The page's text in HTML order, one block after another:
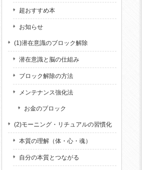
超おすすめ本
お知らせ
(1)潜在意識のブロック解除
潜在意識と脳の仕組み
ブロック解除の方法
メンテナンス強化法
お金のブロック
(2)モーニング・リチュアルの習慣化
本質の理解（体・心・魂）
自分の本質とつながる